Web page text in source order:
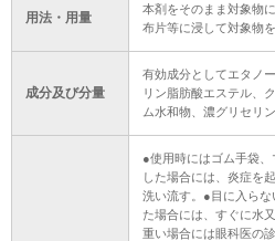
用法・用量
本剤をそのまま対象物
布片等に浸して対象物を
成分及び分量
有効成分としてエタノ
リン脂肪酸エステル、
ム水和物、濃グリセリ
●使用時にはゴム手袋
した場合には、炎症を
洗い流す。●目に入ら
た場合には、すぐに水
重い場合には眼科医の